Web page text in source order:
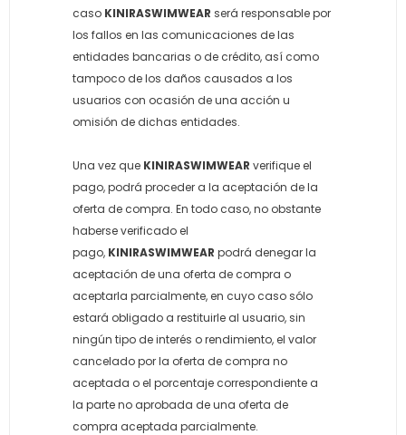
caso KINIRASWIMWEAR será responsable por
los fallos en las comunicaciones de las
entidades bancarias o de crédito, así como
tampoco de los daños causados a los
usuarios con ocasión de una acción u
omisión de dichas entidades.
Una vez que KINIRASWIMWEAR verifique el
pago, podrá proceder a la aceptación de la
oferta de compra. En todo caso, no obstante
haberse verificado el
pago, KINIRASWIMWEAR podrá denegar la
aceptación de una oferta de compra o
aceptarla parcialmente, en cuyo caso sólo
estará obligado a restituirle al usuario, sin
ningún tipo de interés o rendimiento, el valor
cancelado por la oferta de compra no
aceptada o el porcentaje correspondiente a
la parte no aprobada de una oferta de
compra aceptada parcialmente.